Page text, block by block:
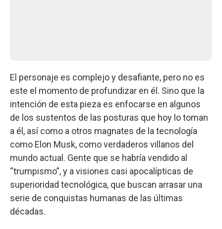
El personaje es complejo y desafiante, pero no es
este el momento de profundizar en él. Sino que la
intención de esta pieza es enfocarse en algunos
de los sustentos de las posturas que hoy lo toman
a él, así como a otros magnates de la tecnología
como Elon Musk, como verdaderos villanos del
mundo actual. Gente que se habría vendido al
“trumpismo”, y a visiones casi apocalípticas de
superioridad tecnológica, que buscan arrasar una
serie de conquistas humanas de las últimas
décadas.